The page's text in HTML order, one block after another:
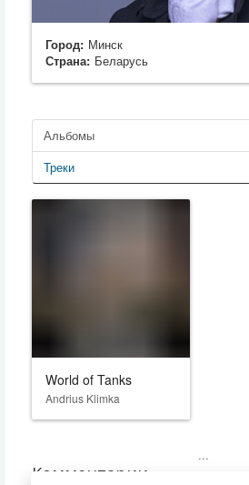
Город: Минск
Страна: Беларусь
Альбомы
Треки
World of Tanks
Andrius Klimka
...
Комментарии